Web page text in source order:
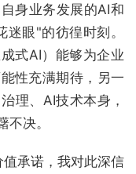
身业务发展的AI和
眼"的彷徨时刻。
式AI）能够为企业
性充满期待，另一
理、AI技术本身，
决。
承诺，我对此深信